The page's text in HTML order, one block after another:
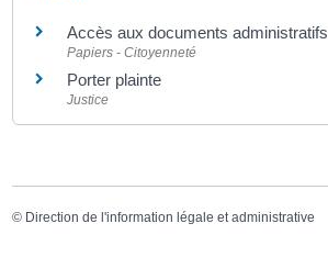
Accès aux documents administratifs
Papiers - Citoyenneté
Porter plainte
Justice
© Direction de l'information légale et administrative